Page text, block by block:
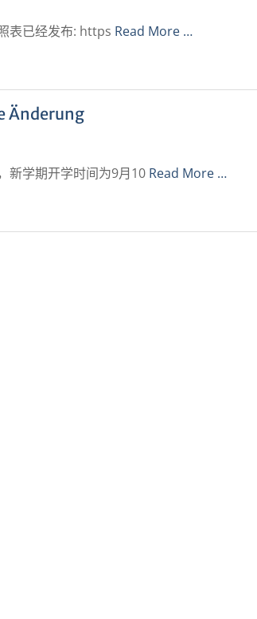
表已经发布: https Read More …
Änderung
新学期开学时间为9月10 Read More …